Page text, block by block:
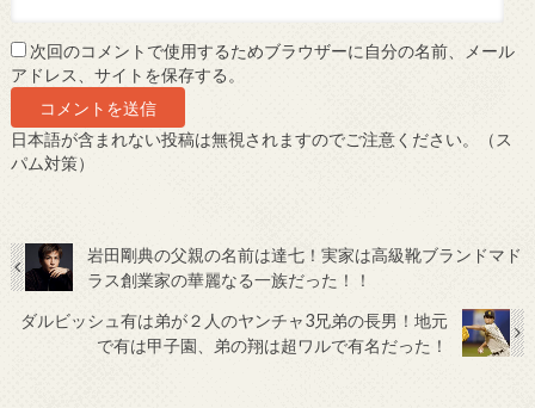
次回のコメントで使用するためブラウザーに自分の名前、メール
アドレス、サイトを保存する。
日本語が含まれない投稿は無視されますのでご注意ください。（ス
パム対策）
岩田剛典の父親の名前は達七！実家は高級靴ブランドマド
ラス創業家の華麗なる一族だった！！
ダルビッシュ有は弟が２人のヤンチャ3兄弟の長男！地元
で有は甲子園、弟の翔は超ワルで有名だった！